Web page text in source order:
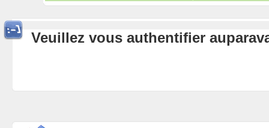
Veuillez vous authentifier